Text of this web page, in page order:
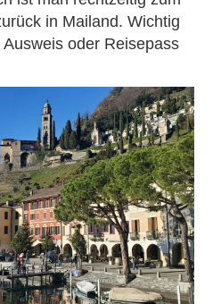
in Mailand. Wichtig
oder Reisepass